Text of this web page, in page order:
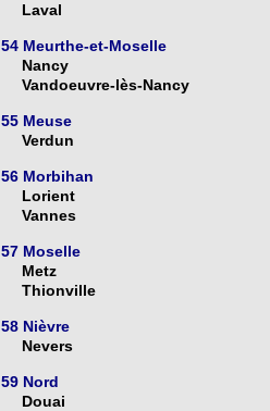
Laval
54 Meurthe-et-Moselle
Nancy
Vandoeuvre-lès-Nancy
55 Meuse
Verdun
56 Morbihan
Lorient
Vannes
57 Moselle
Metz
Thionville
58 Nièvre
Nevers
59 Nord
Douai